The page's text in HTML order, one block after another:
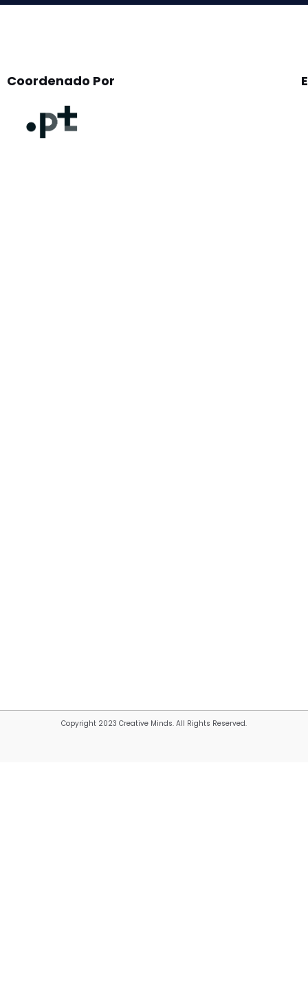
Coordenado Por
Copyright 2023 Creative Minds. All Rights Reserved.